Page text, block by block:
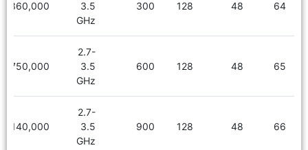
64
48
128
300
3.5
GHz
9,360,000
65
48
128
600
2.7-
3.5
GHz
9,750,000
66
48
128
900
2.7-
3.5
GHz